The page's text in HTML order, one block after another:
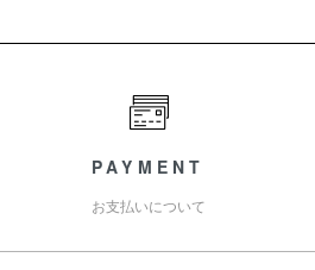
PAYMENT
お支払いについて